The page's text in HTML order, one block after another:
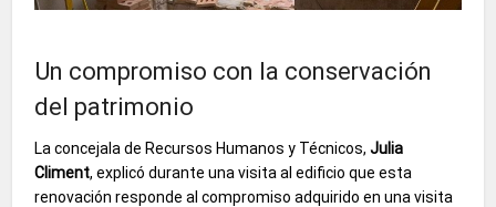
Un compromiso con la conservación
del patrimonio
La concejala de Recursos Humanos y Técnicos,Julia
Climent, explicó durante una visita al edificio que esta
renovación responde al compromiso adquirido en una visita